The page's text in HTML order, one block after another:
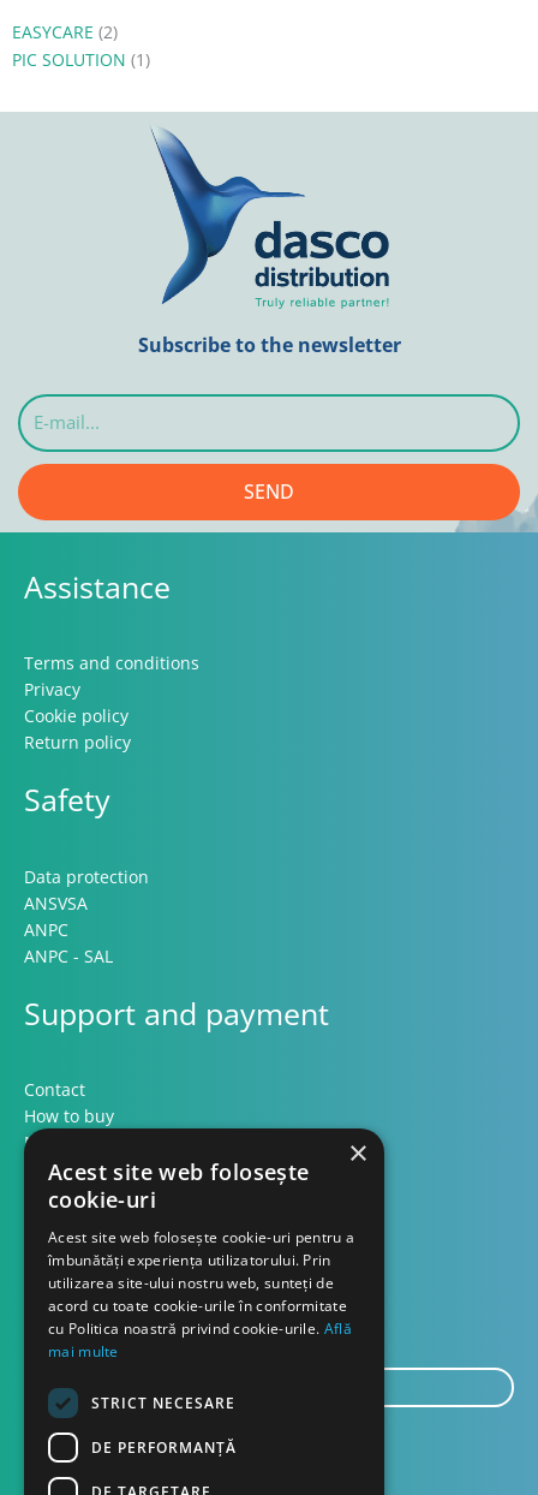
EASYCARE (2)
PIC SOLUTION (1)
Subscribe to the newsletter
E-
mail...
SEND
Assistance
Terms and conditions
Privacy
Cookie policy
Return policy
Safety
Data protection
ANSVSA
ANPC
ANPC - SAL
Support and payment
Contact
How to buy
Methods of payment
Formular retur
Contact
About us
Blog
mail...
SEND
×
Acest site web folosește
cookie-uri
Acest site web folosește cookie-uri pentru a
îmbunătăți experiența utilizatorului. Prin
utilizarea site-ului nostru web, sunteți de
acord cu toate cookie-urile în conformitate
cu Politica noastră privind cookie-urile. Află
mai multe
STRICT NECESARE
DE PERFORMANȚĂ